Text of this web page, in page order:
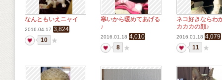
なんともいえニャイ
2016.04.17 3,824
10
寒いから暖めてあげる
♪
2016.01.18 4,010
8
ネコ好きならわ
カカカの顔♪
2016.01.18 4,079
11